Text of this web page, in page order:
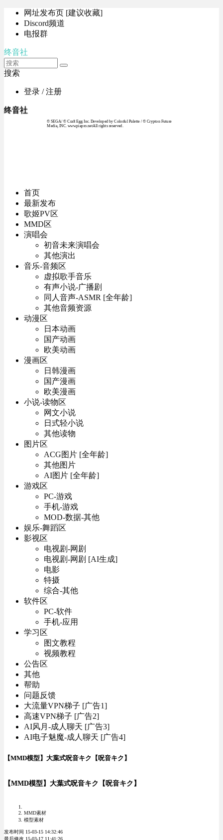
网址发布页 [建议收藏]
Discord频道
电报群
终音社
搜索
登录 / 注册
终音社
© SEGA / © Craft Egg Inc. Developed by Colorful Palette / © Crypton Future
Media, INC. www.piapro.netAll rights reserved.
首页
最新发布
歌姬PV区
MMD区
演唱会
初音未来演唱会
其他演出
音乐-音频区
虚拟歌手音乐
有声小说-广播剧
同人音声-ASMR [全年龄]
其他音频资源
动漫区
日本动画
国产动画
欧美动画
漫画区
日韩漫画
国产漫画
欧美漫画
小说-读物区
网文小说
日式轻小说
其他读物
图片区
ACG图片 [全年龄]
其他图片
AI图片 [全年龄]
游戏区
PC-游戏
手机-游戏
MOD-数据-其他
娱乐-舞蹈区
影视区
电视剧-网剧
电视剧-网剧 [AI生成]
电影
特摄
综合-其他
软件区
PC-软件
手机-应用
学习区
图文教程
视频教程
公告区
其他
帮助
问题反馈
大流量VPN梯子 [广告1]
高速VPN梯子 [广告2]
AI风月-成人聊天 [广告3]
AI电子魅魔-成人聊天 [广告4]
【MMD模型】大葉式呪音キク【呪音キク】
【MMD模型】大葉式呪音キク【呪音キク】
MMD素材
模型素材
发布时间 15-03-15 14:32:46